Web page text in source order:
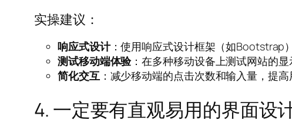
实操建议：
响应式设计：使用响应式设计框架（如Bootstrap
测试移动端体验：在多种移动设备上测试网站的显
简化交互：减少移动端的点击次数和输入量，提高
4. 一定要有直观易用的界面设